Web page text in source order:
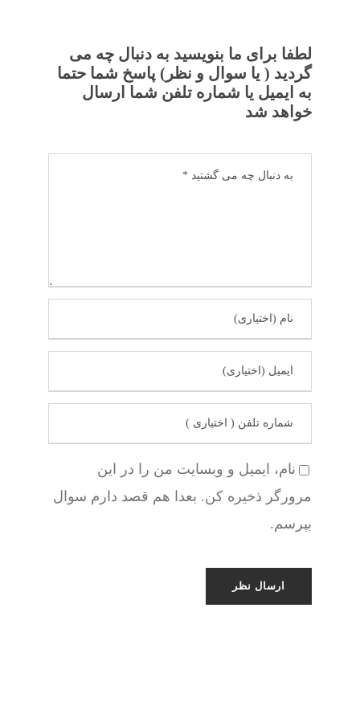
لطفا برای ما بنویسید به دنبال چه می
گردید ( یا سوال و نظر) پاسخ شما حتما
به ایمیل یا شماره تلفن شما ارسال
خواهد شد
نام، ایمیل و وبسایت من را در این
مرورگر ذخیره کن. بعدا هم قصد دارم سوال
بپرسم.